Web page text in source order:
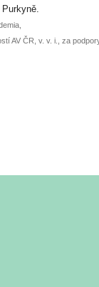
AV ČR, v. v. i., za